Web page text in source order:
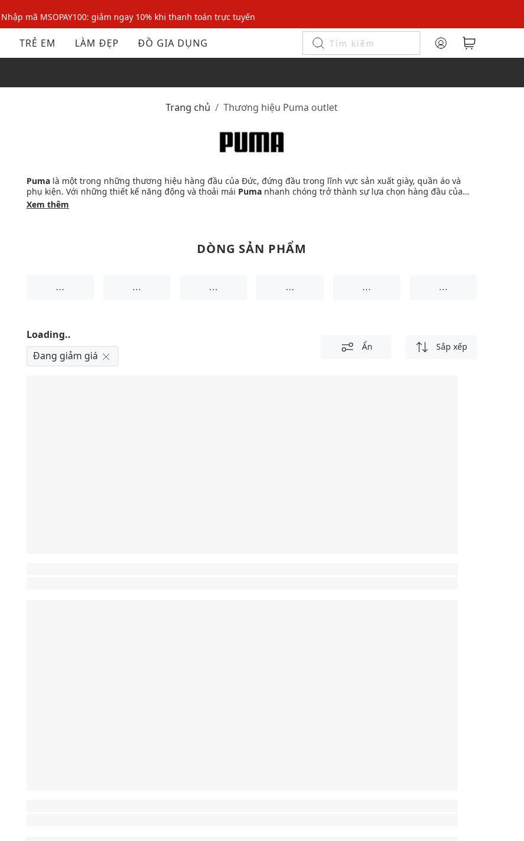
Nhập mã MSOPAY100: giảm ngay 10% khi thanh toán trực tuyến
Nhập mã: MSOXINCHAO - Giảm 10% đơn đầu cho thành viên mới!
Nhập mã MSOPAY100: giảm ngay 10% khi thanh toán trực tuyến
TRẺ EM LÀM ĐẸP ĐỒ GIA DỤNG
Trang chủ Thương hiệu Puma outlet
Puma là một trong những thương hiệu hàng đầu của Đức, đứng đầu trong lĩnh vực sản xuất giày, quần áo và
phụ kiện. Với những thiết kế năng động và thoải mái Puma nhanh chóng trở thành sự lựa chọn hàng đầu của
giới trẻ hiện nay
Xem thêm
DÒNG SẢN PHẨM
... ... ... ... ... ...
Loading..
Đang giảm giá
Ẩn Sắp xếp